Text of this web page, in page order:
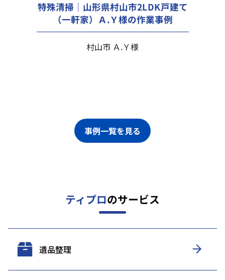
特殊清掃｜山形県村山市2LDK戸建て
（一軒家）Ａ.Ｙ様の作業事例
村山市 Ａ.Ｙ様
事例一覧を見る
ティプロのサービス
遺品整理